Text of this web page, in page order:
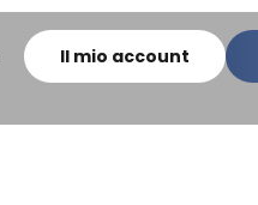
Il mio account